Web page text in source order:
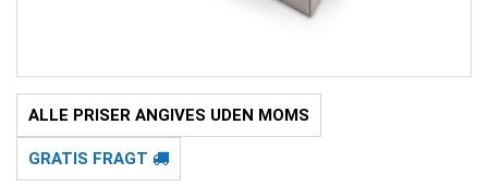
ALLE PRISER ANGIVES UDEN MOMS
GRATIS FRAGT